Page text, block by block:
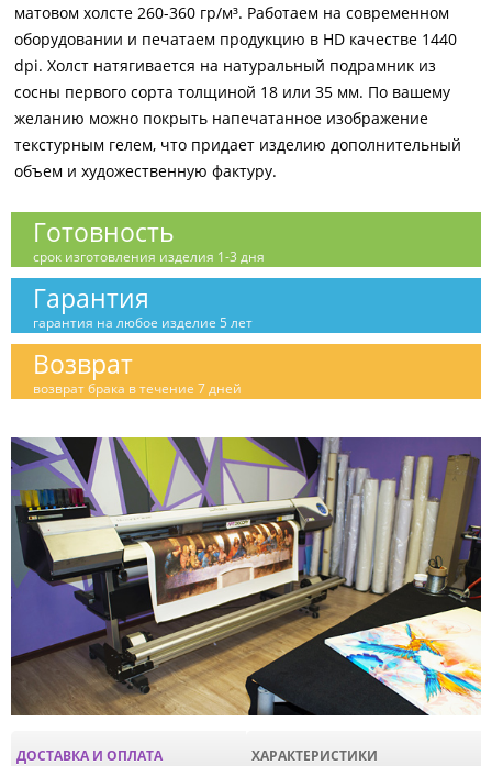
матовом холсте 260-360 гр/м³. Работаем на современном
оборудовании и печатаем продукцию в HD качестве 1440
dpi. Холст натягивается на натуральный подрамник из
сосны первого сорта толщиной 18 или 35 мм. По вашему
желанию можно покрыть напечатанное изображение
текстурным гелем, что придает изделию дополнительный
объем и художественную фактуру.
Готовность
срок изготовления изделия 1-3 дня
Гарантия
гарантия на любое изделие 5 лет
Возврат
возврат брака в течение 7 дней
ДОСТАВКА И ОПЛАТА ХАРАКТЕРИСТИКИ